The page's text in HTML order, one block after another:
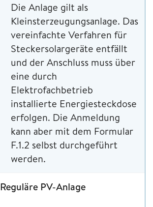
Die Anlage gilt als
Kleinsterzeugungsanlage. Das
vereinfachte Verfahren für
Steckersolargeräte entfällt
und der Anschluss muss über
eine durch
Elektrofachbetrieb
installierte Energiesteckdose
erfolgen. Die Anmeldung
kann aber mit dem Formular
F.1.2 selbst durchgeführt
werden.
Reguläre PV-Anlage